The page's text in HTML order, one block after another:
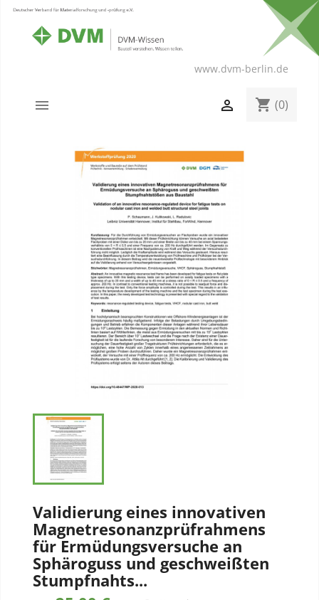
www.dvm-berlin.de
 shopping_cart (0)

Validierung eines innovativen
Magnetresonanzprüfrahmens
für Ermüdungsversuche an
Sphäroguss und geschweißten
Stumpfnahts...